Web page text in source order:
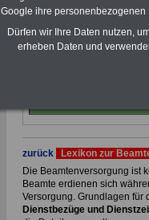
zurück
Lexikon zur
Die Beamtenversorgung ist
Beamte erdienen sich
Versorgung. Grundlagen für
Dienstbezüge und
Google ihre personenbezogenen
Dürfen wir Ihre Daten nutzen,
erheben Daten und